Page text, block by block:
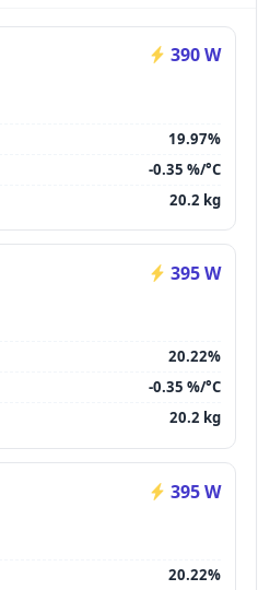
390 W
19.97%
-0.35 %/°C
20.2 kg
395 W
20.22%
-0.35 %/°C
20.2 kg
395 W
20.22%